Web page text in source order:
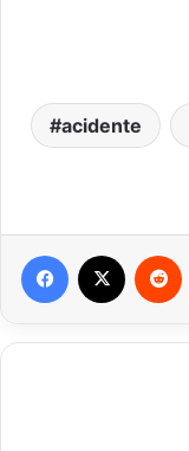
acidente
Facebook